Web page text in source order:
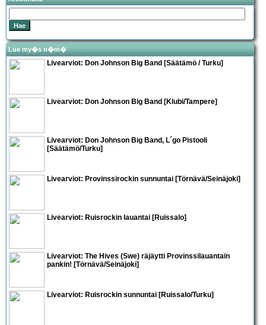
Lue my�s n�m�
Livearviot: Don Johnson Big Band [Säätämö / Turku]
Livearviot: Don Johnson Big Band [Klubi/Tampere]
Livearviot: Don Johnson Big Band, L´go Pistooli
[Säätämö/Turku]
Livearviot: Provinssirockin sunnuntai [Törnävä/Seinäjoki]
Livearviot: Ruisrockin lauantai [Ruissalo]
Livearviot: The Hives (Swe) räjäytti Provinssilauantain
pankin! [Törnävä/Seinäjoki]
Livearviot: Ruisrockin sunnuntai [Ruissalo/Turku]